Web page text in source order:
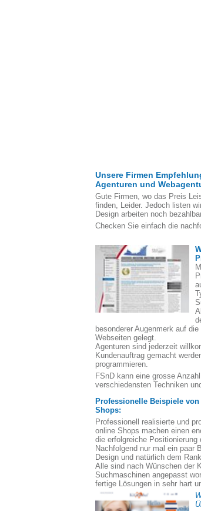
Unsere Firmen
Agenturen und
Gute Firmen, wo das Preis
finden, Leider. Jedoch listen
Design arbeiten noch
Checken Sie einfach die
besonderer Augenmerk auf
Webseiten gelegt.
Agenturen sind jederzeit
Kundenauftrag gemacht
programmieren.
FSnD kann eine grosse
verschiedensten Techniken
Professionelle Beispiele
Shops:
Professionell realisierte und
online Shops machen einen
die erfolgreiche Positionierung
Nachfolgend nur mal ein paar
Design und natürlich dem
Alle sind nach Wünschen der
Suchmaschinen angepasst
fertige Lösungen in sehr hart